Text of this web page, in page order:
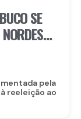
SE
3
pela
reeleição ao